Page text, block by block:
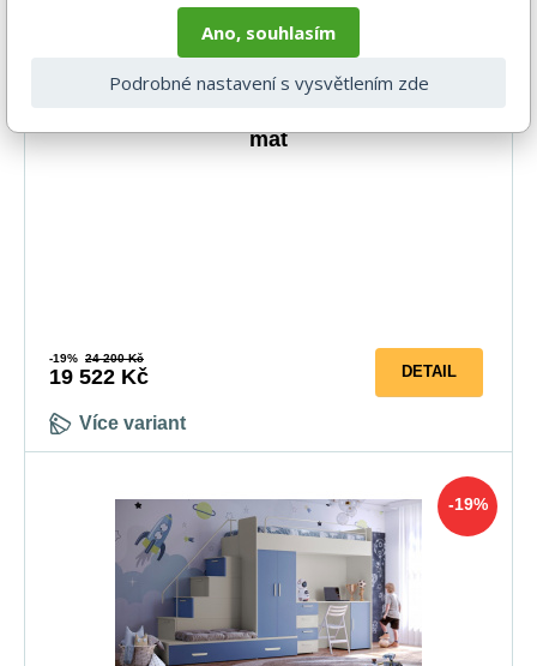
mat
-19% 24 200 Kč
19 522 Kč
Více variant
DETAIL
-19%
Ano, souhlasím
Podrobné nastavení s vysvětlením zde